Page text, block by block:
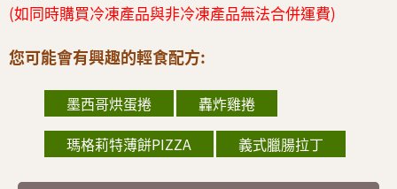
(如同時購買冷凍產品與非冷凍產品無法合併運費)
您可能會有興趣的輕食配方:
墨西哥烘蛋捲
轟炸雞捲
瑪格莉特薄餅PIZZA
義式臘腸拉丁